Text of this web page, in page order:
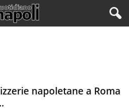
napoletane a Roma